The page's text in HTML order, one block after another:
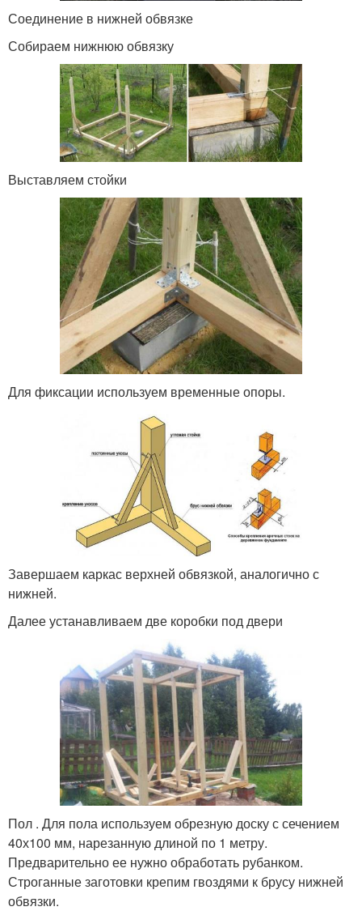
Соединение в нижней обвязке
Собираем нижнюю обвязку
Выставляем стойки
Для фиксации используем временные опоры.
Завершаем каркас верхней обвязкой, аналогично с
нижней.
Далее устанавливаем две коробки под двери
Пол . Для пола используем обрезную доску с сечением
40х100 мм, нарезанную длиной по 1 метру.
Предварительно ее нужно обработать рубанком.
Строганные заготовки крепим гвоздями к брусу нижней
обвязки.